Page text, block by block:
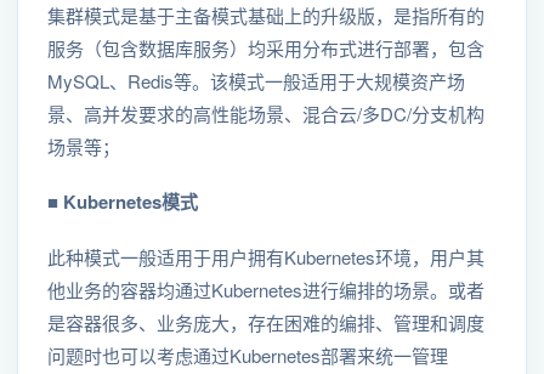
集群模式是基于主备模式基础上的升级版，是指所有的
服务（包含数据库服务）均采用分布式进行部署，包含
MySQL、Redis等。该模式一般适用于大规模资产场
景、高并发要求的高性能场景、混合云/多DC/分支机构
场景等；
■ Kubernetes模式
此种模式一般适用于用户拥有Kubernetes环境，用户其
他业务的容器均通过Kubernetes进行编排的场景。或者
是容器很多、业务庞大，存在困难的编排、管理和调度
问题时也可以考虑通过Kubernetes部署来统一管理